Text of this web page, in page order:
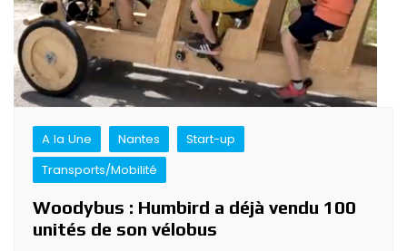
A la Une Nantes
Start-up
Transports/Mobilité
Woodybus : Humbird a déjà vendu 100
unités de son vélobus